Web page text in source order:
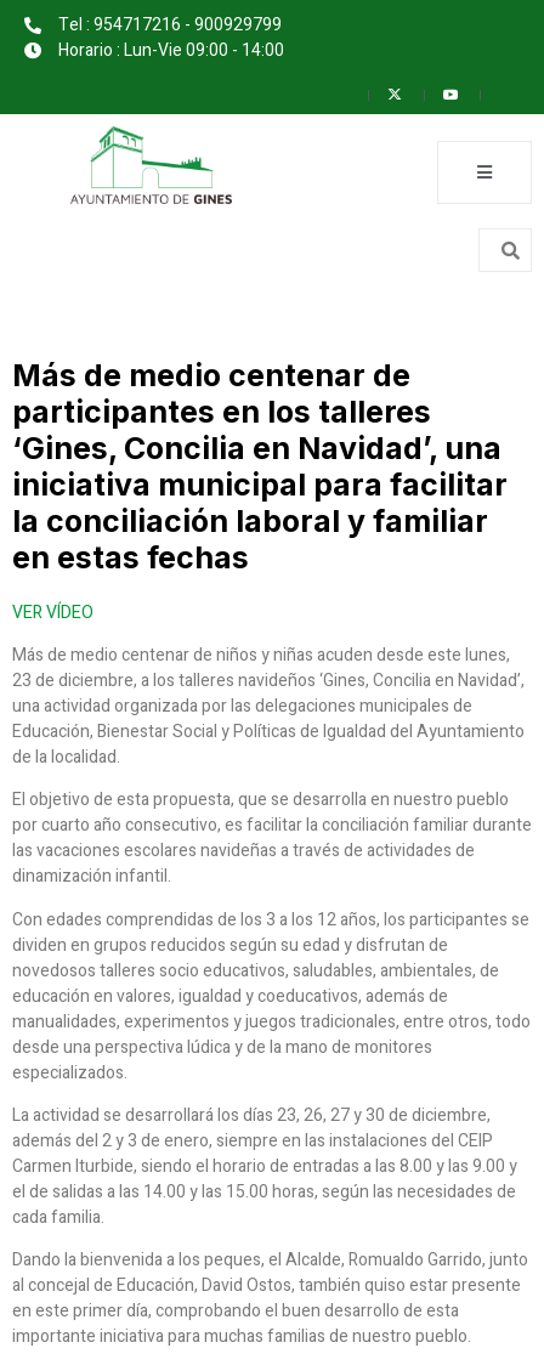
Tel : 954717216 - 900929799
Horario : Lun-Vie 09:00 - 14:00
Más de medio centenar de
participantes en los talleres
‘Gines, Concilia en Navidad’, una
iniciativa municipal para facilitar
la conciliación laboral y familiar
en estas fechas
VER VÍDEO
Más de medio centenar de niños y niñas acuden desde este lunes,
23 de diciembre, a los talleres navideños ‘Gines, Concilia en Navidad’,
una actividad organizada por las delegaciones municipales de
Educación, Bienestar Social y Políticas de Igualdad del Ayuntamiento
de la localidad.
El objetivo de esta propuesta, que se desarrolla en nuestro pueblo
por cuarto año consecutivo, es facilitar la conciliación familiar durante
las vacaciones escolares navideñas a través de actividades de
dinamización infantil.
Con edades comprendidas de los 3 a los 12 años, los participantes se
dividen en grupos reducidos según su edad y disfrutan de
novedosos talleres socio educativos, saludables, ambientales, de
educación en valores, igualdad y coeducativos, además de
manualidades, experimentos y juegos tradicionales, entre otros, todo
desde una perspectiva lúdica y de la mano de monitores
especializados.
La actividad se desarrollará los días 23, 26, 27 y 30 de diciembre,
además del 2 y 3 de enero, siempre en las instalaciones del CEIP
Carmen Iturbide, siendo el horario de entradas a las 8.00 y las 9.00 y
el de salidas a las 14.00 y las 15.00 horas, según las necesidades de
cada familia.
Dando la bienvenida a los peques, el Alcalde, Romualdo Garrido, junto
al concejal de Educación, David Ostos, también quiso estar presente
en este primer día, comprobando el buen desarrollo de esta
importante iniciativa para muchas familias de nuestro pueblo.